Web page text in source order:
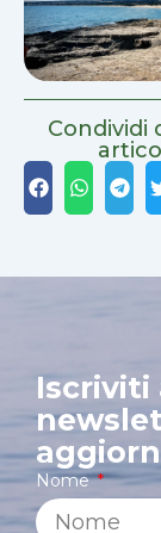
Condividi
Iscriviti
Nome